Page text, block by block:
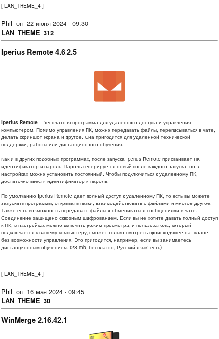
[ LAN_THEME_4 ]
Phil on 22 июня 2024 - 09:30
LAN_THEME_312
Iperius Remote 4.6.2.5
Iperius Remote – бесплатная программа для удаленного доступа и управления
компьютером. Помимо управления ПК, можно передавать файлы, переписываться в чате,
делать скриншот экрана и другое. Она пригодится для удаленной технической
поддержки, работы или дистанционного обучения.
Как и в других подобных программах, после запуска Iperius Remote присваивает ПК
идентификатор и пароль. Пароль генерируется новый после каждого запуска, но в
настройках можно установить постоянный. Чтобы подключиться к удаленному ПК,
достаточно ввести идентификатор и пароль.
По умолчанию Iperius Remote дает полный доступ к удаленному ПК, то есть вы можете
запускать программы, открывать папки, взаимодействовать с файлами и многое другое.
Также есть возможность передавать файлы и обмениваться сообщениями в чате.
Соединение защищено сквозным шифрованием. Если вы не хотите давать полный доступ
к ПК, в настройках можно включить режим просмотра, и пользователь, который
подключается к вашему компьютеру, сможет только смотреть происходящее на экране
без возможности управления. Это пригодится, например, если вы занимаетесь
дистанционным обучением. (28 mb, бесплатно, Русский язык: есть)
[ LAN_THEME_4 ]
Phil on 16 мая 2024 - 09:45
LAN_THEME_30
WinMerge 2.16.42.1